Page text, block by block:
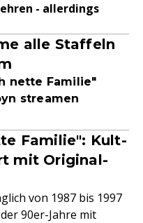
- allerdings
alle Staffeln
nette Familie"
streamen
Familie": Kult-
mit Original-
von 1987 bis 1997
90er-Jahre mit